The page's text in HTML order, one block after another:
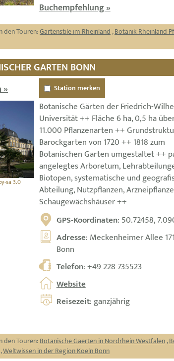
Buchempfehlung »
den Touren:Gartenstile im Rheinland,Botanik Rheinland
GARTEN BONN
»
sa 3.0
Station merken
Botanische Gärten der Friedrich-
Universität ++ Fläche 6 ha, 0,5 ha
11.000 Pflanzenarten ++
Barockgarten von 1720 ++ 1818 zum
Botanischen Garten umgestaltet ++
angelegtes Arboretum,
Biotopen, systematische und
Abteilung, Nutzpflanzen,
Schaugewächshäuser ++
GPS-Koordinaten: 50.72458,
Adresse: Meckenheimer Allee
Bonn
Telefon:+49 228 735523
Website
Reisezeit: ganzjährig
den Touren:Botanische Gaerten in Nordrhein Westfalen,
,Weltwissen in der Region Koeln Bonn